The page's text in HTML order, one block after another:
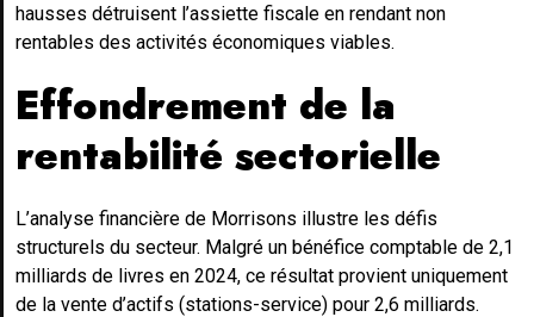
hausses détruisent l’assiette fiscale en rendant non
rentables des activités économiques viables.
Effondrement de la
rentabilité sectorielle
L’analyse financière de Morrisons illustre les défis
structurels du secteur. Malgré un bénéfice comptable de 2,1
milliards de livres en 2024, ce résultat provient uniquement
de la vente d’actifs (stations-service) pour 2,6 milliards.